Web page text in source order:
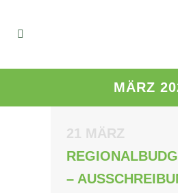
MÄRZ
21 MÄRZ
–